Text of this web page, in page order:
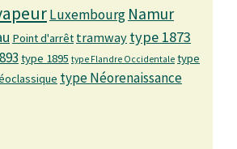
Luxembourg Namur
Point d'arrêt tramway type 1873
type 1895 type Flandre Occidentale type
type Néorenaissance